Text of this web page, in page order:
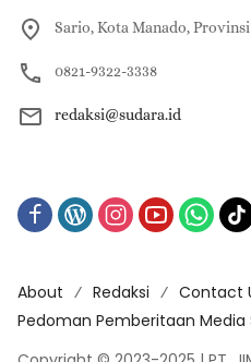
Sario, Kota Manado,
0821-9322-3338
redaksi@sudara.id
About Redaksi
Contact
Pedoman Pemberitaan Media